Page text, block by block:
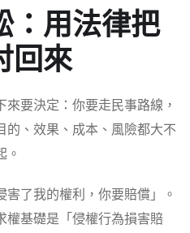
：用法律把
回來
要決定：你要走民事路線，
、效果、成本、風險都大不
。
了我的權利，你要賠償」。
權基礎是「侵權行為損害賠